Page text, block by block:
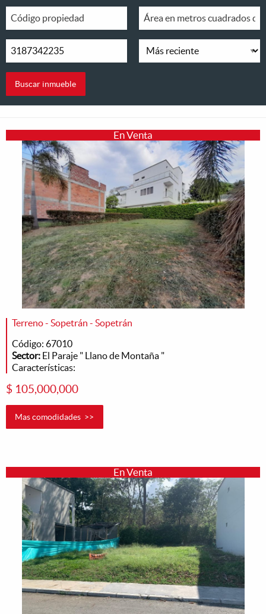
En Venta
Terreno - Sopetrán - Sopetrán
Código: 67010
Sector: El Paraje " Llano de Montaña "
Características:
$ 105,000,000
Mas comodidades >>
En Venta